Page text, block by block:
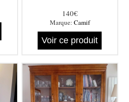
140€
Marque: Camif
Voir ce produit